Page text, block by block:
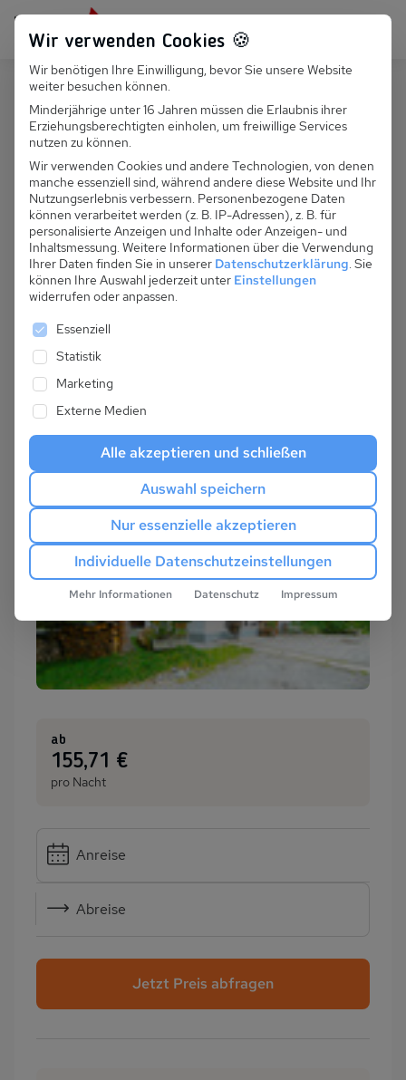
Persönlich für dich da: +49 251 899 050
Suchfeld
Suchen
A 066.010 S - Almhütte
Fellimännle
ab
:155,71 €
pro Nacht
Anreise
Abreise
Jetzt Preis abfragen
Wir verwenden Cookies 🍪
Wir benötigen Ihre Einwilligung, bevor Sie unsere Website
weiter besuchen können.
Minderjährige unter 16 Jahren müssen die Erlaubnis ihrer
Erziehungsberechtigten einholen, um freiwillige Services
nutzen zu können.
Wir verwenden Cookies und andere Technologien, von denen
manche essenziell sind, während andere diese Website und Ihr
Nutzungserlebnis verbessern. Personenbezogene Daten
können verarbeitet werden (z. B. IP-Adressen), z. B. für
personalisierte Anzeigen und Inhalte oder Anzeigen- und
Inhaltsmessung. Weitere Informationen über die Verwendung
Ihrer Daten finden Sie in unserer Datenschutzerklärung. Sie
können Ihre Auswahl jederzeit unter Einstellungen
widerrufen oder anpassen.
Es folgt eine Liste der Service-Gruppen, für die
Essenziell
Statistik
Marketing
Externe Medien
Alle akzeptieren und schließen
Auswahl speichern
Nur essenzielle akzeptieren
Individuelle Datenschutzeinstellungen
Mehr Informationen Datenschutz Impressum